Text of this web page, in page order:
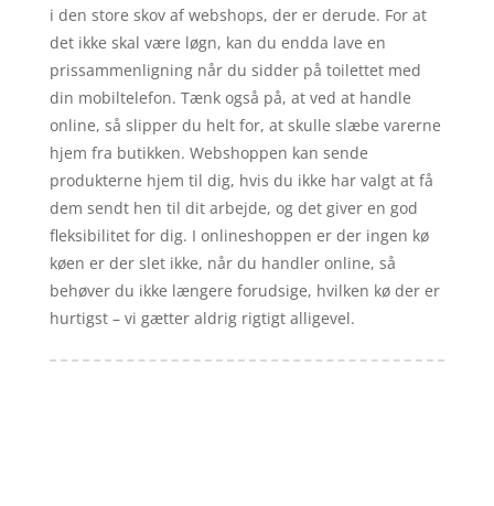
i den store skov af webshops, der er derude. For at
det ikke skal være løgn, kan du endda lave en
prissammenligning når du sidder på toilettet med
din mobiltelefon. Tænk også på, at ved at handle
online, så slipper du helt for, at skulle slæbe varerne
hjem fra butikken. Webshoppen kan sende
produkterne hjem til dig, hvis du ikke har valgt at få
dem sendt hen til dit arbejde, og det giver en god
fleksibilitet for dig. I onlineshoppen er der ingen kø
køen er der slet ikke, når du handler online, så
behøver du ikke længere forudsige, hvilken kø der er
hurtigst – vi gætter aldrig rigtigt alligevel.